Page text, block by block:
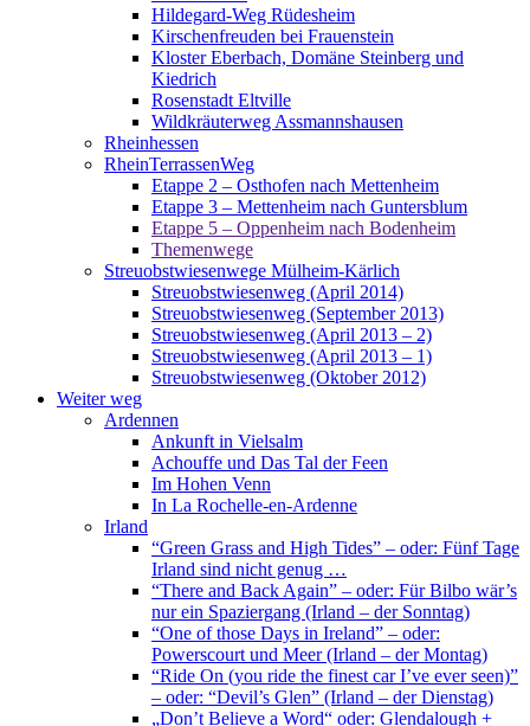
Hildegard-Weg Rüdesheim
Kirschenfreuden bei Frauenstein
Kloster Eberbach, Domäne Steinberg und
Kiedrich
Rosenstadt Eltville
Wildkräuterweg Assmannshausen
Rheinhessen
RheinTerrassenWeg
Etappe 2 – Osthofen nach Mettenheim
Etappe 3 – Mettenheim nach Guntersblum
Etappe 5 – Oppenheim nach Bodenheim
Themenwege
Streuobstwiesenwege Mülheim-Kärlich
Streuobstwiesenweg (April 2014)
Streuobstwiesenweg (September 2013)
Streuobstwiesenweg (April 2013 – 2)
Streuobstwiesenweg (April 2013 – 1)
Streuobstwiesenweg (Oktober 2012)
Weiter weg
Ardennen
Ankunft in Vielsalm
Achouffe und Das Tal der Feen
Im Hohen Venn
In La Rochelle-en-Ardenne
Irland
“Green Grass and High Tides” – oder: Fünf Tage
Irland sind nicht genug …
“There and Back Again” – oder: Für Bilbo wär’s
nur ein Spaziergang (Irland – der Sonntag)
“One of those Days in Ireland” – oder:
Powerscourt und Meer (Irland – der Montag)
“Ride On (you ride the finest car I’ve ever seen)”
– oder: “Devil’s Glen” (Irland – der Dienstag)
„Don’t Believe a Word“ oder: Glendalough +